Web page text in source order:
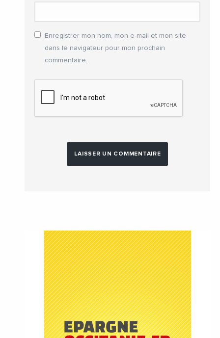
Enregistrer mon nom, mon e-mail et mon site
dans le navigateur pour mon prochain
commentaire.